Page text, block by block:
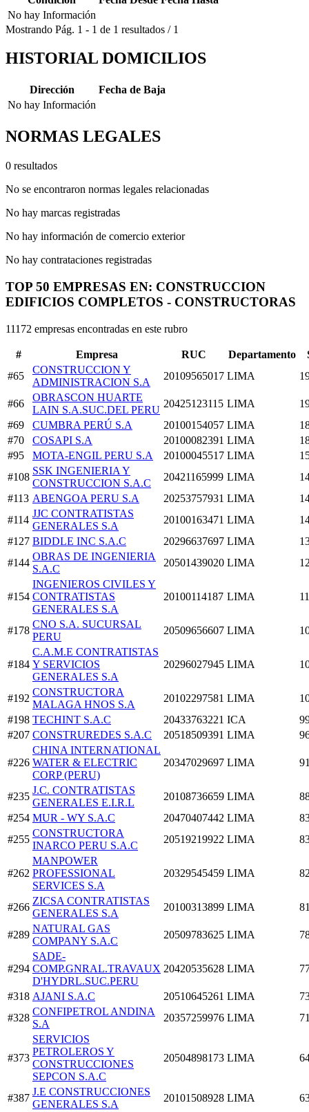
No hay Información
Mostrando Pág. 1 - 1 de 1 resultados / 1
HISTORIAL DOMICILIOS
Dirección
Fecha de Baja
No hay Información
NORMAS LEGALES
0 resultados
No se encontraron normas legales relacionadas
No hay marcas registradas
No hay información de comercio exterior
No hay contrataciones registradas
TOP 50 EMPRESAS EN: CONSTRUCCION
EDIFICIOS COMPLETOS - CONSTRUCTORAS
11172 empresas encontradas en este rubro
# Empresa RUC Departamento
#65
CONSTRUCCION Y
ADMINISTRACION S.A
20109565017 LIMA
#66
OBRASCON HUARTE
LAIN S.A.SUC.DEL PERU
20425123115 LIMA
#69
CUMBRA PERÚ S.A 20100154057 LIMA
#70
COSAPI S.A 20100082391 LIMA
#95
MOTA-ENGIL PERU S.A 20100045517 LIMA
#108
SSK INGENIERIA Y
CONSTRUCCION S.A.C
20421165999 LIMA
#113 ABENGOA PERU S.A 20253757931 LIMA
#114
JJC CONTRATISTAS
GENERALES S.A
20100163471 LIMA
#127 BIDDLE INC S.A.C 20296637697 LIMA
#144
OBRAS DE INGENIERIA
S.A.C
20501439020 LIMA
#154
INGENIEROS CIVILES Y
CONTRATISTAS
GENERALES S.A
20100114187 LIMA
#178
CNO S.A. SUCURSAL
PERU
20509656607 LIMA
#184
C.A.M.E CONTRATISTAS
Y SERVICIOS
GENERALES S.A
20296027945 LIMA
#192
CONSTRUCTORA
MALAGA HNOS S.A
20102297581 LIMA
#198 TECHINT S.A.C 20433763221 ICA
#207 CONSTRUREDES S.A.C 20518509391 LIMA
#226
CHINA INTERNATIONAL
WATER & ELECTRIC
CORP (PERU)
20347029697 LIMA
#235
J.C. CONTRATISTAS
GENERALES E.I.R.L
20108736659 LIMA
#254 MUR - WY S.A.C 20470407442 LIMA
#255
CONSTRUCTORA
INARCO PERU S.A.C
20519219922 LIMA
#262
MANPOWER
PROFESSIONAL
SERVICES S.A
20329545459 LIMA
#266
ZICSA CONTRATISTAS
GENERALES S.A
20100313899 LIMA
#289
NATURAL GAS
COMPANY S.A.C
20509783625 LIMA
#294
SADE-
COMP.GNRAL.TRAVAUX
D'HYDRL.SUC.PERU
20420535628 LIMA
#318 AJANI S.A.C 20510645261 LIMA
#328
CONFIPETROL ANDINA
S.A
20357259976 LIMA
#373
SERVICIOS
PETROLEROS Y
CONSTRUCCIONES
SEPCON S.A.C
20504898173 LIMA
#387
J.E CONSTRUCCIONES
GENERALES S.A
20101508928 LIMA